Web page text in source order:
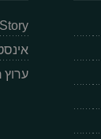
ערוץ Zoom